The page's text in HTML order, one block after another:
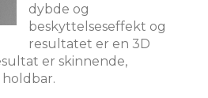
dybde og
beskyttelseseffekt og
resultatet er en 3D
er skinnende,